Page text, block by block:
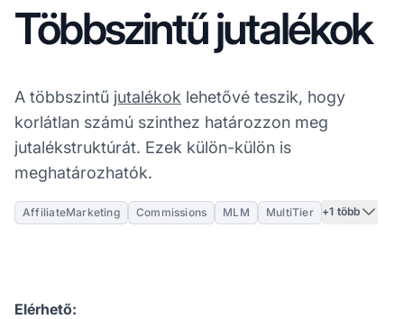
Többszintű jutalékok
A többszintű jutalékok lehetővé teszik, hogy
korlátlan számú szinthez határozzon meg
jutalékstruktúrát. Ezek külön-külön is
meghatározhatók.
AffiliateMarketing Commissions MLM MultiTier +1 több
Elérhető: